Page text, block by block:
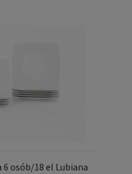
osób/18 el Lubiana